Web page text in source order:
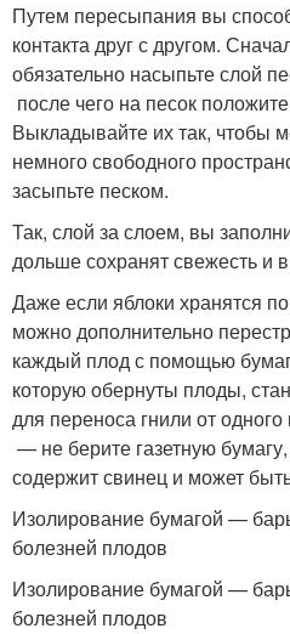
Путем пересыпания вы
контакта друг с другом.
обязательно насыпьте слой
после чего на песок
Выкладывайте их так, чтобы
немного свободного
засыпьте песком.
Так, слой за слоем, вы
дольше сохранят свежесть и
Даже если яблоки хранятся
можно дополнительно
каждый плод с помощью
которую обернуты плоды,
для переноса гнили от
— не берите газетную
содержит свинец и может
Изолирование бумагой —
болезней плодов
Изолирование бумагой —
болезней плодов